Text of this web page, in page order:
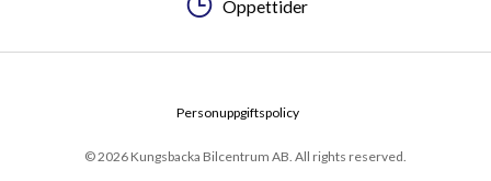
Öppettider
© 2026 Kungsbacka Bilcentrum AB. All rights reserved.
Personuppgiftspolicy